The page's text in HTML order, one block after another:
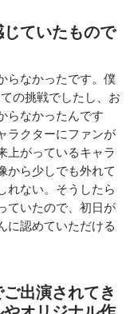
ていたもので
らなかったです。僕
の挑戦でしたし、お
らなかったんです
ラクターにファンが
上がっているキャラ
から少しでも外れて
れない。そうしたら
ていたので、初日が
に認めていただける
出演されてき